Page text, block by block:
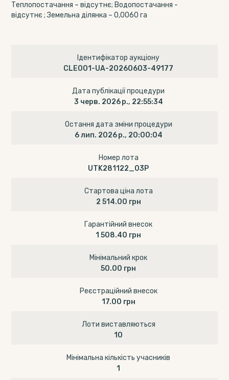
Теплопостачання – відсутнє; Водопостачання -
відсутнє ; Земельна ділянка – 0,0060 га
Ідентифікатор аукціону
CLE001-UA-20260603-49177
Дата публікації процедури
3 черв. 2026 р., 22:55:34
Остання дата зміни процедури
6 лип. 2026 р., 20:00:04
Номер лота
UTK281122_03P
Стартова ціна лота
2 514.00 грн
Гарантійний внесок
1 508.40 грн
Мінімальний крок
50.00 грн
Реєстраційний внесок
17.00 грн
Лоти виставляються
10
Мінімальна кількість учасників
1